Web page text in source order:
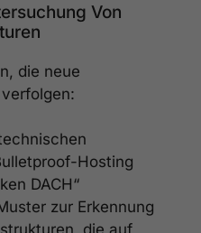
Von
die neue
Hosting
DACH“
zur Erkennung